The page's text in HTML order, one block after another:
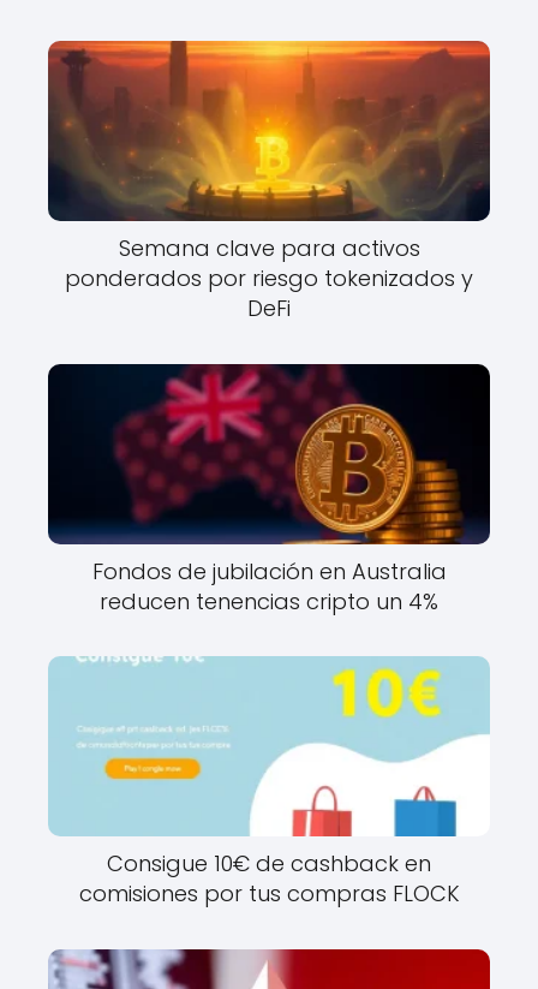
Semana clave para activos
ponderados por riesgo tokenizados y
DeFi
Fondos de jubilación en Australia
reducen tenencias cripto un 4%
Consigue 10€ de cashback en
comisiones por tus compras FLOCK